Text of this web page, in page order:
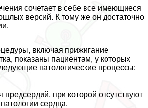
сочетает в себе все имеющиеся
версий. К тому же он достаточно
включая прижигание
показаны пациентам, у которых
патологические процессы:
предсердий, при которой отсутствуют
сердца.